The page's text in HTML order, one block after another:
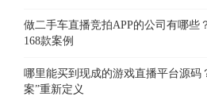
做二手车直播竞拍APP的公司有哪些
168款案例
哪里能买到现成的游戏直播平台源码
案”重新定义